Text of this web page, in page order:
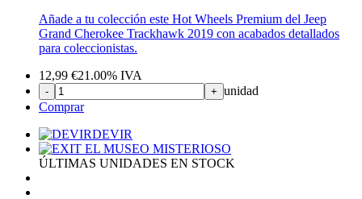
Añade a tu colección este Hot Wheels Premium del Jeep
Grand Cherokee Trackhawk 2019 con acabados detallados
para coleccionistas.
12,99 €21.00% IVA
- + unidad
Comprar
DEVIR
ÚLTIMAS UNIDADES EN STOCK